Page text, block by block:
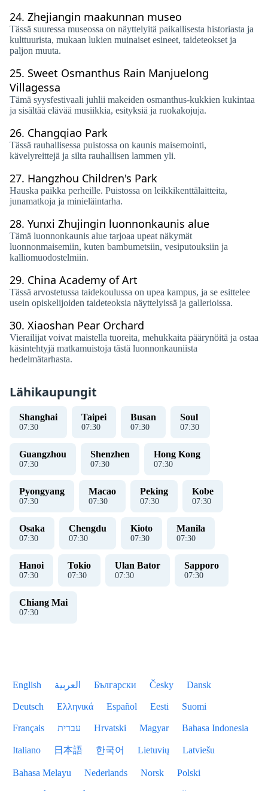
24. Zhejiangin maakunnan museo
Tässä suuressa museossa on näyttelyitä paikallisesta historiasta ja
kulttuurista, mukaan lukien muinaiset esineet, taideteokset ja
paljon muuta.
25. Sweet Osmanthus Rain Manjuelong
Villagessa
Tämä syysfestivaali juhlii makeiden osmanthus-kukkien kukintaa
ja sisältää elävää musiikkia, esityksiä ja ruokakojuja.
26. Changqiao Park
Tässä rauhallisessa puistossa on kaunis maisemointi,
kävelyreittejä ja silta rauhallisen lammen yli.
27. Hangzhou Children's Park
Hauska paikka perheille. Puistossa on leikkikenttälaitteita,
junamatkoja ja minieläintarha.
28. Yunxi Zhujingin luonnonkaunis alue
Tämä luonnonkaunis alue tarjoaa upeat näkymät
luonnonmaisemiin, kuten bambumetsiin, vesiputouksiin ja
kalliomuodostelmiin.
29. China Academy of Art
Tässä arvostetussa taidekoulussa on upea kampus, ja se esittelee
usein opiskelijoiden taideteoksia näyttelyissä ja gallerioissa.
30. Xiaoshan Pear Orchard
Vierailijat voivat maistella tuoreita, mehukkaita päärynöitä ja ostaa
käsintehtyjä matkamuistoja tästä luonnonkauniista
hedelmätarhasta.
Lähikaupungit
Shanghai
07:30
Taipei
07:30
Busan
07:30
Soul
07:30
Guangzhou
07:30
Shenzhen
07:30
Hong Kong
07:30
Pyongyang
07:30
Macao
07:30
Peking
07:30
Kobe
07:30
Osaka
07:30
Chengdu
07:30
Kioto
07:30
Manila
07:30
Hanoi
07:30
Tokio
07:30
Ulan Bator
07:30
Sapporo
07:30
Chiang Mai
07:30
English العربية Български Česky Dansk
Deutsch Ελληνικά Español Eesti Suomi
Français עברית Hrvatski Magyar Bahasa Indonesia
Italiano 日本語 한국어 Lietuvių Latviešu
Bahasa Melayu Nederlands Norsk Polski